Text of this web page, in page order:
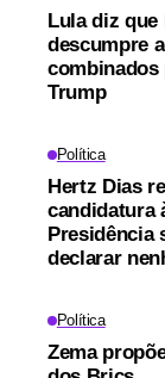
Lula diz que
descumpre
combinados
Trump
Política
Hertz Dias
candidatura
Presidência
declarar
Política
Zema